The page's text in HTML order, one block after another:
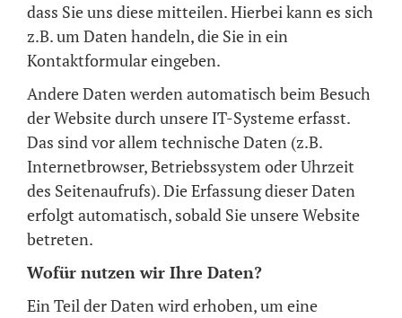
dass Sie uns diese mitteilen. Hierbei kann es sich
z.B. um Daten handeln, die Sie in ein
Kontaktformular eingeben.
Andere Daten werden automatisch beim Besuch
der Website durch unsere IT-Systeme erfasst.
Das sind vor allem technische Daten (z.B.
Internetbrowser, Betriebssystem oder Uhrzeit
des Seitenaufrufs). Die Erfassung dieser Daten
erfolgt automatisch, sobald Sie unsere Website
betreten.
Wofür nutzen wir Ihre Daten?
Ein Teil der Daten wird erhoben, um eine